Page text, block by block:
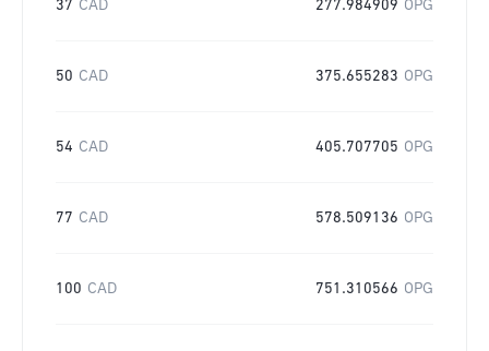
37 CAD 277.984909 OPG
50 CAD 375.655283 OPG
54 CAD 405.707705 OPG
77 CAD 578.509136 OPG
100 CAD 751.310566 OPG